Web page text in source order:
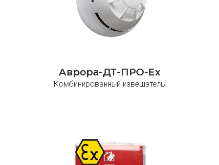
Аврора-ДТ-ПРО-Ex
Комбинированный извещатель